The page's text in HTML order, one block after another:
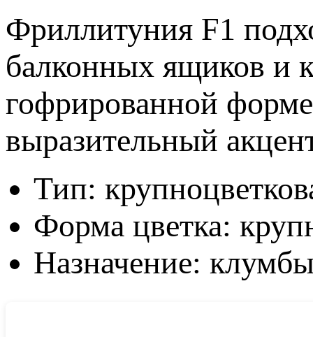
Фриллитуния F1
балконных ящиков и
гофрированной форме
выразительный
Тип:
Форма цветка:
Назначение: